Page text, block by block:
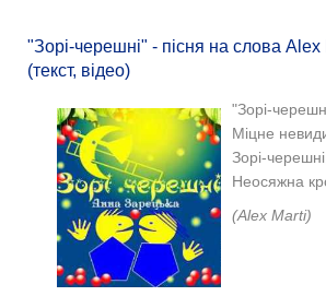
"Зорі-черешні" - пісня на слова
(текст, відео)
"Зорі-
Міцне
Зорі-
Неосяжна
(Alex Marti)